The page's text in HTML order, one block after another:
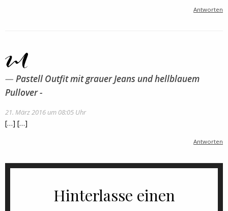
Antworten
Pastell Outfit mit grauer Jeans und hellblauem
Pullover -
21. März 2016 um 08:05 Uhr
[…] […]
Antworten
Hinterlasse einen